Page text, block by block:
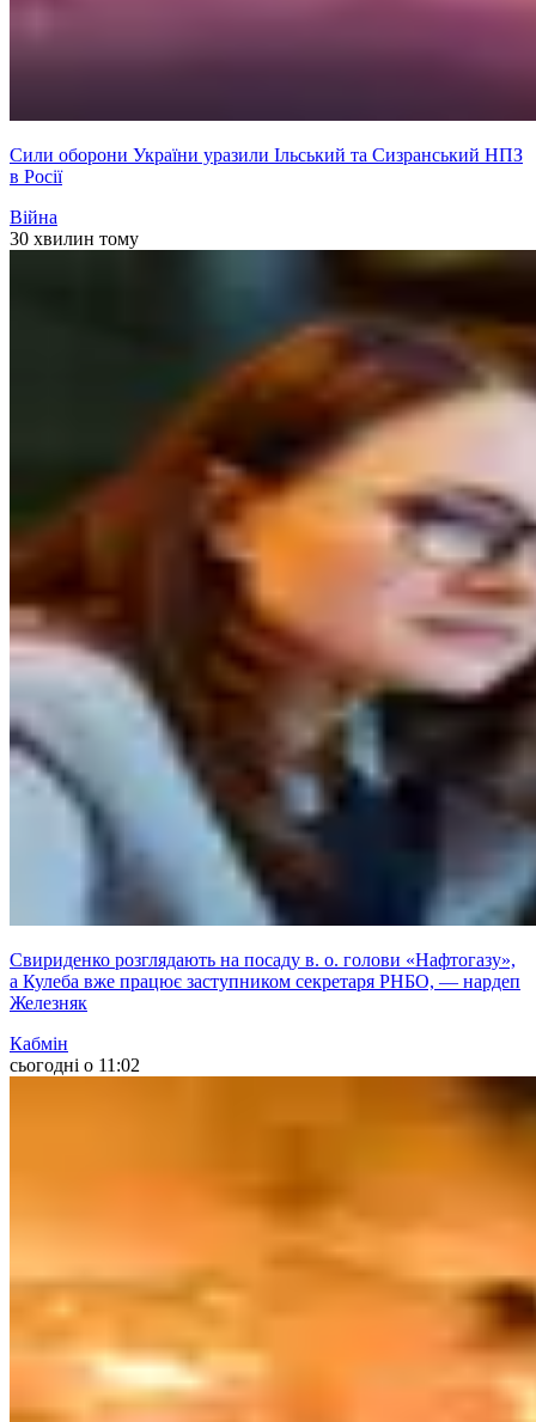
Сили оборони України уразили Ільський та Сизранський НПЗ
в Росії
Війна
30 хвилин тому
Свириденко розглядають на посаду в. о. голови «Нафтогазу»,
а Кулеба вже працює заступником секретаря РНБО, — нардеп
Железняк
Кабмін
сьогодні о 11:02